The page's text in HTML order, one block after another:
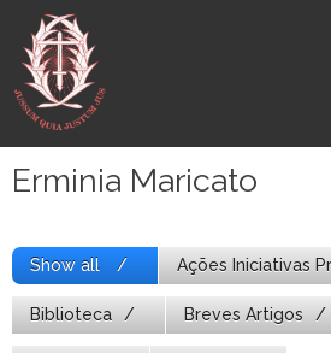
para
conteúdo
Erminia Maricato
Show all Ações Iniciativas
Biblioteca Breves Artigos